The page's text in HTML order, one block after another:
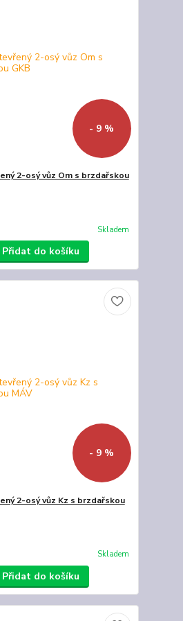
- 9 %
2-osý vůz Om s brzdařskou
Skladem
Přidat do košíku
- 9 %
2-osý vůz Kz s brzdařskou
Skladem
Přidat do košíku